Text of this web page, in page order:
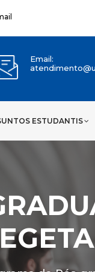
Email:
ESTUDANTIS